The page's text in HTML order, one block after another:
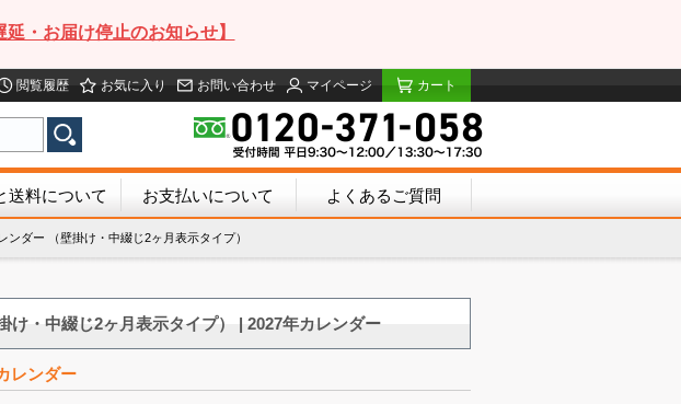
・お届け停止のお知らせ】
閲覧履歴 お気に入り お問い合わせ マイページ カート
送料について お支払いについて よくあるご質問
ンダー （壁掛け・中綴じ2ヶ月表示タイプ）
け・中綴じ2ヶ月表示タイプ） | 2027年カレンダー
レンダー